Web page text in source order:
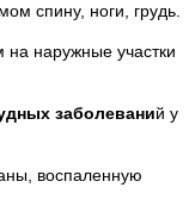
спину, ноги, грудь.
на наружные участки
заболеваний у
воспаленную